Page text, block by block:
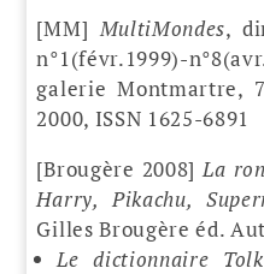
[MM] MultiMondes,
n°1(févr.1999)-
galerie Montmartre,
2000, ISSN 1625-6891
[Brougère 2008] La
Harry, Pikachu,
Gilles Brougère éd.
Le dictionnaire